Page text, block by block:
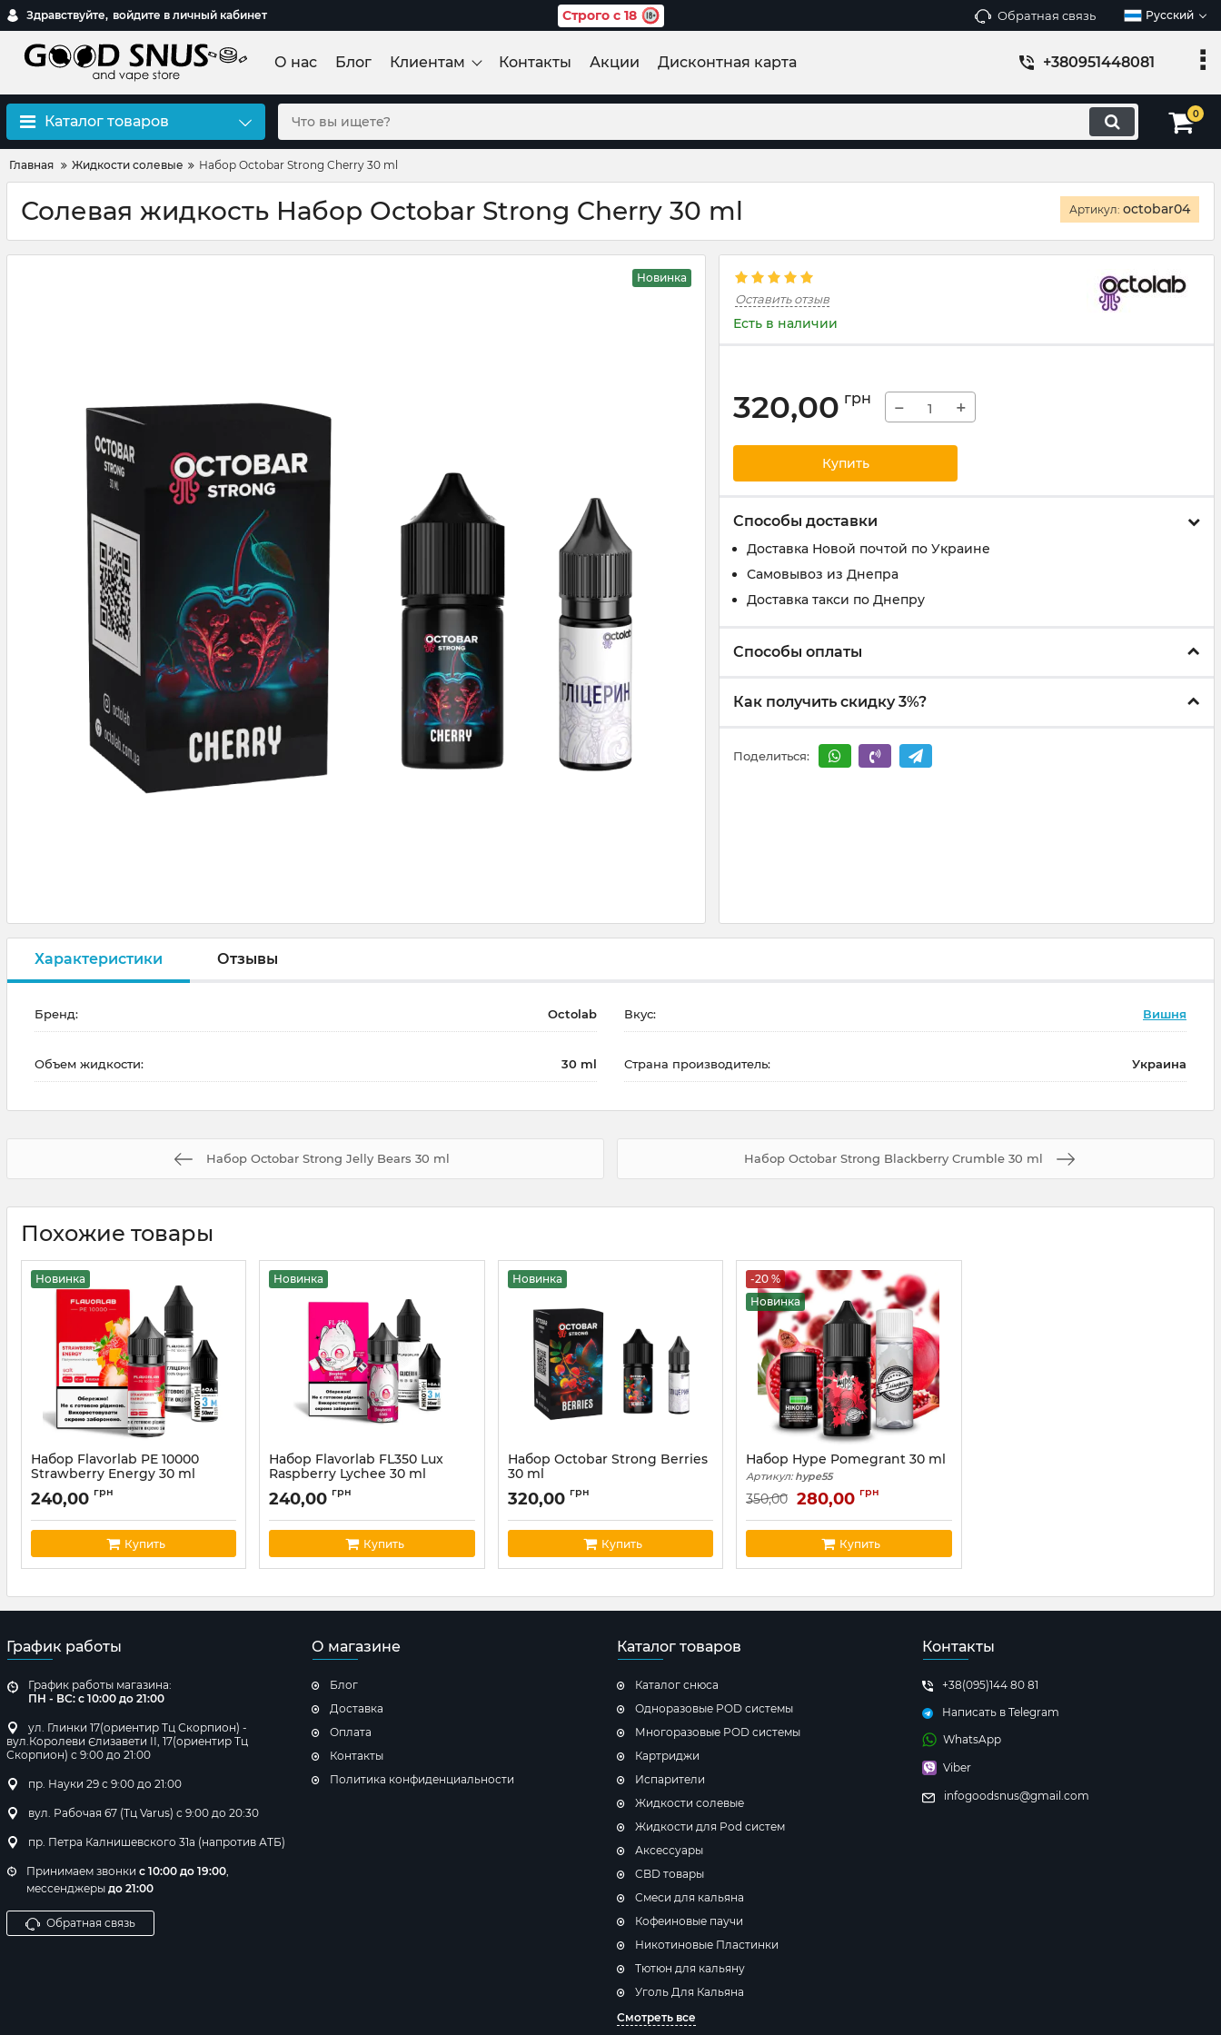
Здравствуйте, войдите в личный кабинет Строго с 18 Обратная связь Русский
О нас Блог Клиентам Контакты Акции Дисконтная карта +380951448081
Каталог товаров 0
Главная Жидкости солевые Набор Octobar Strong Cherry 30 ml
Солевая жидкость Набор Octobar Strong Cherry 30 ml Артикул: octobar04
Новинка
Оставить отзыв
Есть в наличии
320,00 грн − +
Купить
Способы доставки
Доставка Новой почтой по Украине
Самовывоз из Днепра
Доставка такси по Днепру
Способы оплаты
Как получить скидку 3%?
Поделиться:
Характеристики Отзывы
Бренд: Octolab Вкус: Вишня
Объем жидкости: 30 ml Страна производитель: Украина
Набор Octobar Strong Jelly Bears 30 ml Набор Octobar Strong Blackberry Crumble 30 ml
Похожие товары
Новинка
Набор Flavorlab PE 10000
Strawberry Energy 30 ml
Артикул: fl64
240,00 грн
Купить
Новинка
Набор Flavorlab FL350 Lux
Raspberry Lychee 30 ml
Артикул:flavor39
240,00 грн
Купить
Новинка
Набор Octobar Strong Berries
30 ml
Артикул:octobar02
320,00 грн
Купить
-20 %
Новинка
Набор Hype Pomegrant 30 ml
Артикул:hype55
350,00 280,00 грн
Купить
График работы
График работы магазина:
ПН - ВС: с 10:00 до 21:00
ул. Глинки 17(ориентир Тц Скорпион) -
вул.Королеви Єлизавети ІІ, 17(ориентир Тц
Скорпион) с 9:00 до 21:00
пр. Науки 29 с 9:00 до 21:00
вул. Рабочая 67 (Тц Varus) с 9:00 до 20:30
пр. Петра Калнишевского 31а (напротив АТБ)
Принимаем звонки с 10:00 до 19:00,
мессенджеры до 21:00
Обратная связь
О магазине
Блог
Доставка
Оплата
Контакты
Политика конфиденциальности
Каталог товаров
Каталог снюса
Одноразовые POD системы
Многоразовые POD системы
Картриджи
Испарители
Жидкости солевые
Жидкости для Pod систем
Аксессуары
CBD товары
Cмеси для кальяна
Кофеиновые паучи
Никотиновые Пластинки
Тютюн для кальяну
Уголь Для Кальяна
Смотреть все
Контакты
+38(095)144 80 81
Написать в Telegram
WhatsApp
Viber
infogoodsnus@gmail.com